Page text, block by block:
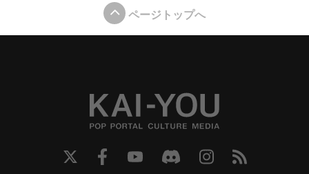
ページトップへ